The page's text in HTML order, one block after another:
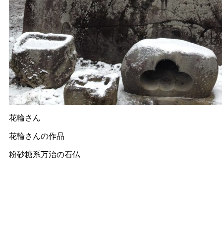
花輪さん
花輪さんの作品
粉砂糖系万治の石仏